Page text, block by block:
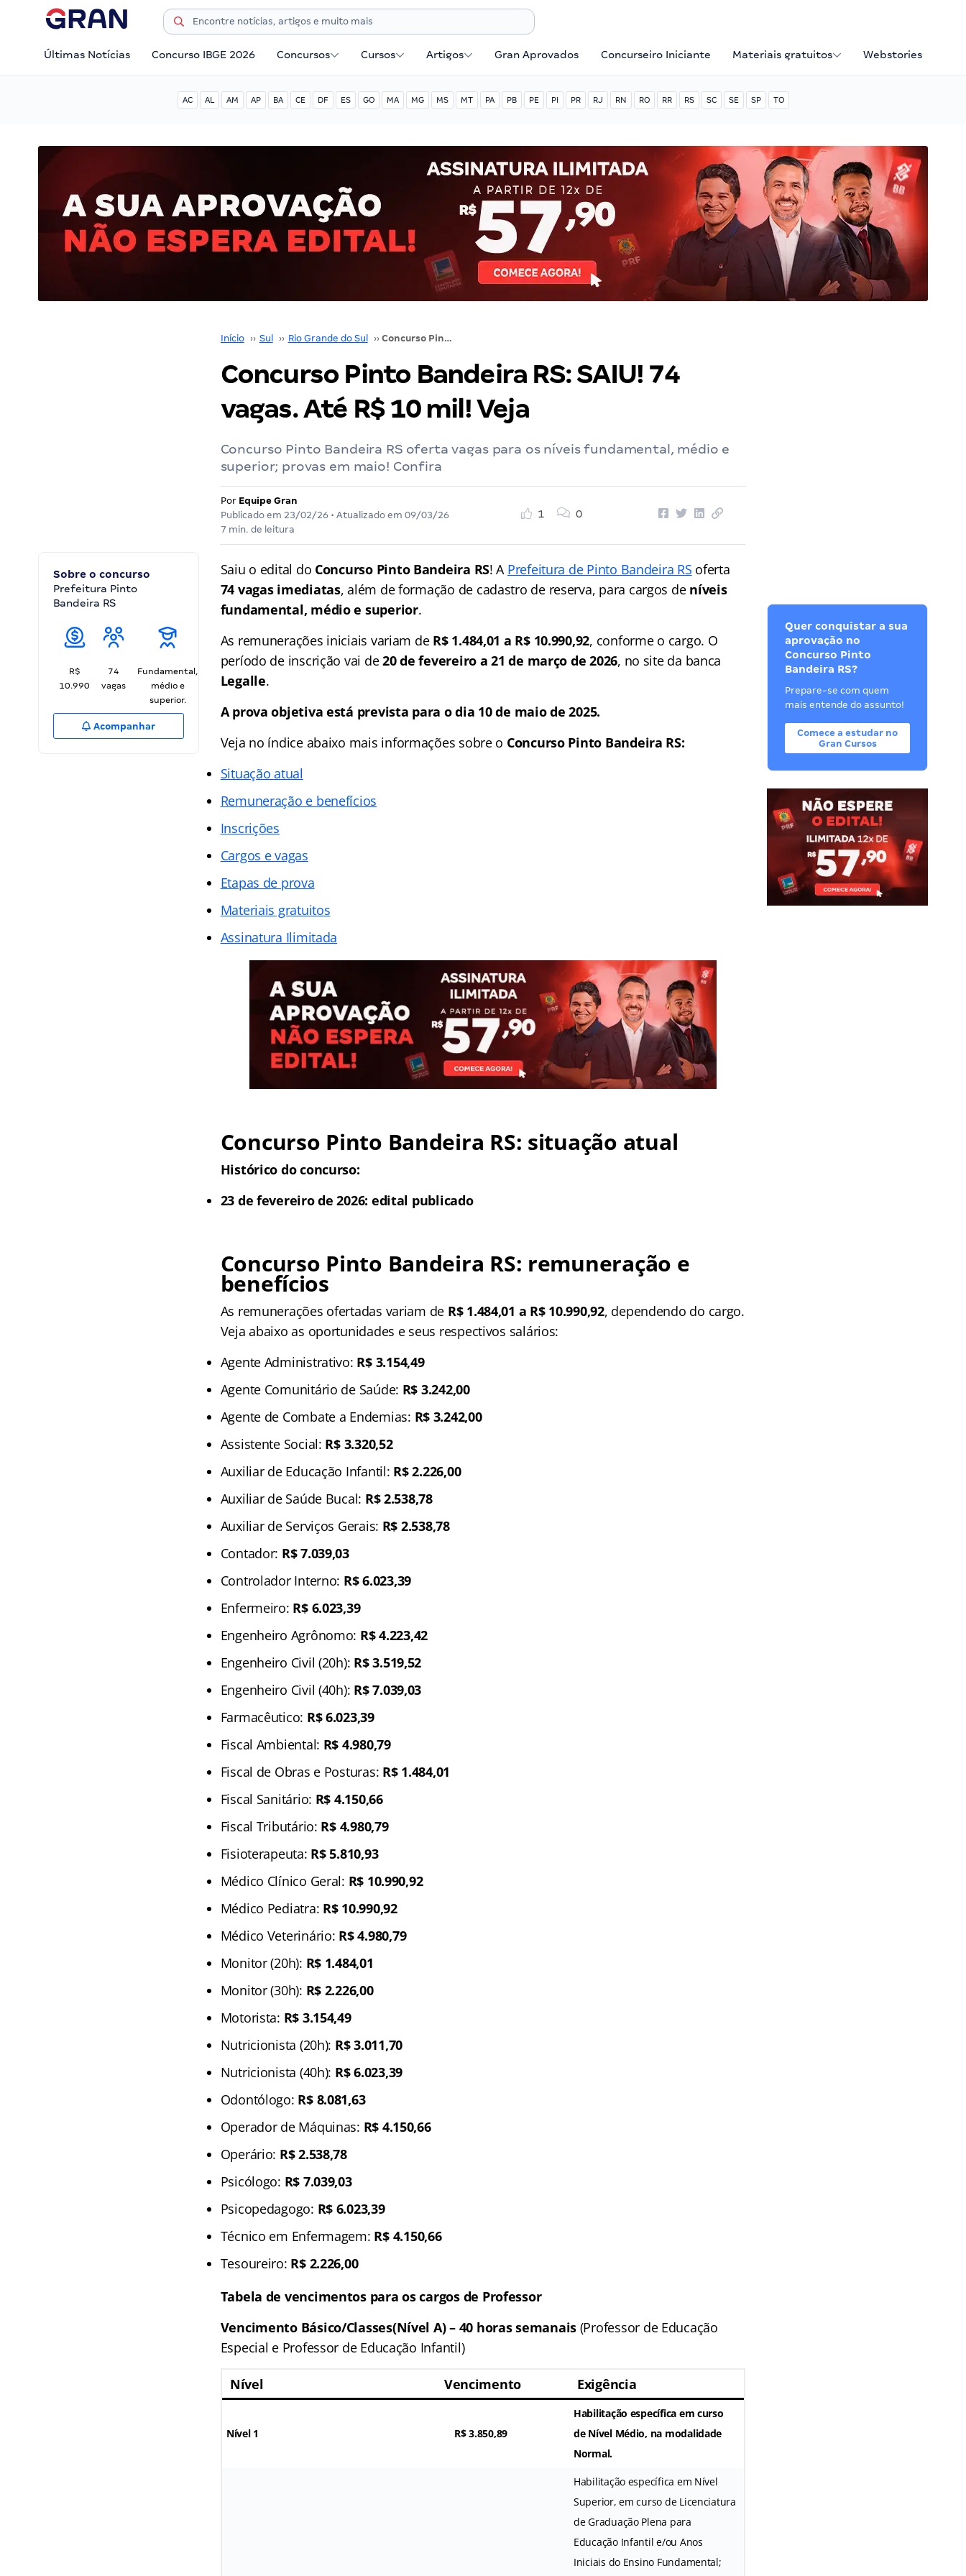
Últimas Notícias Concurso IBGE 2026 Concursos Cursos Artigos Gran Aprovados Concurseiro Iniciante Materiais gratuitos Webstories
AC AL AM AP BA CE DF ES GO MA MG MS MT PA PB PE PI PR RJ RN RO RR RS SC SE SP TO
Início ›› Sul ›› Rio Grande do Sul ›› Concurso Pinto Bandeira RS: SAIU! 74 vagas. Até R$ 10 mil! Veja
Concurso Pinto Bandeira RS: SAIU! 74
vagas. Até R$ 10 mil! Veja
Concurso Pinto Bandeira RS oferta vagas para os níveis fundamental, médio e
superior; provas em maio! Confira
Por Equipe Gran
Publicado em 23/02/26 • Atualizado em 09/03/26
7 min. de leitura
1 0
Sobre o concurso
Prefeitura Pinto
Bandeira RS
R$
10.990
74
vagas
Fundamental,
médio e
superior.
Acompanhar
Saiu o edital do Concurso Pinto Bandeira RS! A Prefeitura de Pinto Bandeira RS oferta
74 vagas imediatas, além de formação de cadastro de reserva, para cargos de níveis
fundamental, médio e superior.
As remunerações iniciais variam de R$ 1.484,01 a R$ 10.990,92, conforme o cargo. O
período de inscrição vai de20 de fevereiro a 21 de março de 2026, no site da banca
Legalle.
A prova objetiva está prevista para o dia 10 de maio de 2025.
Veja no índiceabaixo mais informações sobre o Concurso Pinto Bandeira RS:
Situação atual
Remuneração e benefícios
Inscrições
Cargos e vagas
Etapas de prova
Materiais gratuitos
Assinatura Ilimitada
Concurso Pinto Bandeira RS: situação atual
Histórico do concurso:
23 de fevereiro de 2026: edital publicado
Concurso Pinto Bandeira RS: remuneração e
benefícios
As remunerações ofertadas variam de R$ 1.484,01 a R$ 10.990,92, dependendo do cargo.
Veja abaixo as oportunidades e seus respectivos salários:
Agente Administrativo: R$ 3.154,49
Agente Comunitário de Saúde: R$ 3.242,00
Agente de Combate a Endemias: R$ 3.242,00
Assistente Social: R$ 3.320,52
Auxiliar de Educação Infantil: R$ 2.226,00
Auxiliar de Saúde Bucal: R$ 2.538,78
Auxiliar de Serviços Gerais: R$ 2.538,78
Contador: R$ 7.039,03
Controlador Interno: R$ 6.023,39
Enfermeiro: R$ 6.023,39
Engenheiro Agrônomo: R$ 4.223,42
Engenheiro Civil (20h): R$ 3.519,52
Engenheiro Civil (40h): R$ 7.039,03
Farmacêutico: R$ 6.023,39
Fiscal Ambiental: R$ 4.980,79
Fiscal de Obras e Posturas: R$ 1.484,01
Fiscal Sanitário: R$ 4.150,66
Fiscal Tributário: R$ 4.980,79
Fisioterapeuta: R$ 5.810,93
Médico Clínico Geral: R$ 10.990,92
Médico Pediatra: R$ 10.990,92
Médico Veterinário: R$ 4.980,79
Monitor (20h): R$ 1.484,01
Monitor (30h): R$ 2.226,00
Motorista: R$ 3.154,49
Nutricionista (20h): R$ 3.011,70
Nutricionista (40h): R$ 6.023,39
Odontólogo: R$ 8.081,63
Operador de Máquinas: R$ 4.150,66
Operário: R$ 2.538,78
Psicólogo: R$ 7.039,03
Psicopedagogo: R$ 6.023,39
Técnico em Enfermagem: R$ 4.150,66
Tesoureiro: R$ 2.226,00
Tabela de vencimentos para os cargos de Professor
Vencimento Básico/Classes(Nível A)– 40 horas semanais (Professor de Educação
Especial e Professor de Educação Infantil)
Nível Vencimento Exigência
Nível 1 R$ 3.850,89
Habilitação específica em curso
de Nível Médio, na modalidade
Normal.
Habilitação específica em Nível
Superior, em curso de Licenciatura
de Graduação Plena para
Educação Infantil e/ou Anos
Iniciais do Ensino Fundamental;
Quer conquistar a sua
aprovação no
Concurso Pinto
Bandeira RS?
Prepare-se com quem
mais entende do assunto!
Comece a estudar no
Gran Cursos